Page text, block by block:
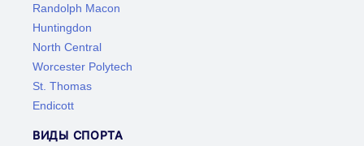
Randolph Macon
Huntingdon
North Central
Worcester Polytech
St. Thomas
Endicott
ВИДЫ СПОРТА